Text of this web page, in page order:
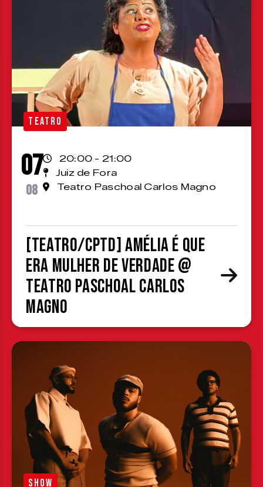
TEATRO
07
08
20:00 - 21:00
Juiz de Fora
Teatro Paschoal Carlos Magno
[TEATRO/CPTD] Amélia é que
era mulher de verdade @
Teatro Paschoal Carlos
Magno
SHOW